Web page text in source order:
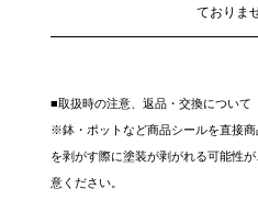
ておりま
■取扱時の注意、返品・交換について
※鉢・ポットなど商品シールを直接
を剥がす際に塗装が剥がれる可能性
意ください。